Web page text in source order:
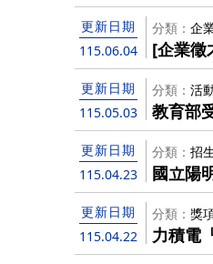
更新日期
115.06.04
分類 企
[企業徵
更新日期
115.05.03
分類 活
教育部
技藝能
請資料
it is
skills competitions".
before
更新日期
115.04.23
分類 招
國立陽
知暨初
更新日期
115.04.22
分類 獎
力積電